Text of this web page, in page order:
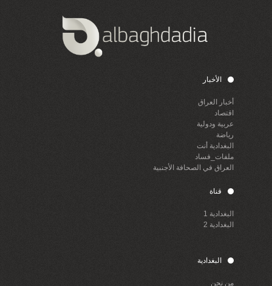
الأخبار
أخبار العراق
اقتصاد
عربية ودولية
رياضة
البغدادية أنت
ملفات_فساد
العراق في الصحافة الأجنبية
قناة
البغدادية 1
البغدادية 2
البغدادية
من نحن